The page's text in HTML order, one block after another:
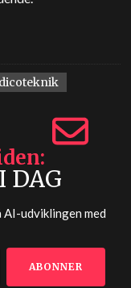
DAG
udviklingen med